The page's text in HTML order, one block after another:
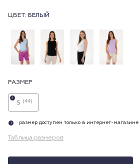
ЦВЕТ: БЕЛЫЙ
РАЗМЕР
S (44)
i
i размер доступен только в интернет-магазине
Таблица размеров